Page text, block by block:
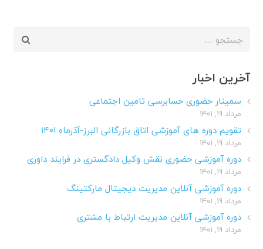
جستجو
آخرین اخبار
سمینار حضوری حسابرسی تامین اجتماعی
مرداد ۱۹, ۱۴۰۱
تقویم دوره های آموزشی اتاق بازرگانی البرز-آذرماه ۱۴۰۱
مرداد ۱۹, ۱۴۰۱
دوره آموزشی حضوری نقش وکیل دادگستری در فرایند داوری
مرداد ۱۹, ۱۴۰۱
دوره آموزشی آنلاین مدیریت دیجیتال مارکتینگ
مرداد ۱۹, ۱۴۰۱
دوره آموزشی آنلاین مدیریت ارتباط با مشتری
مرداد ۱۹, ۱۴۰۱